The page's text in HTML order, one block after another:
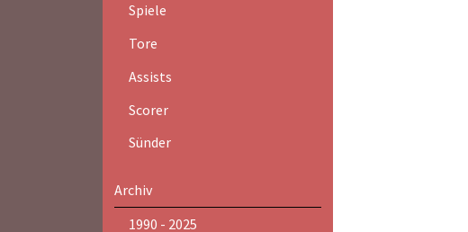
Spiele
Tore
Assists
Scorer
Sünder
Archiv
1990 - 2025